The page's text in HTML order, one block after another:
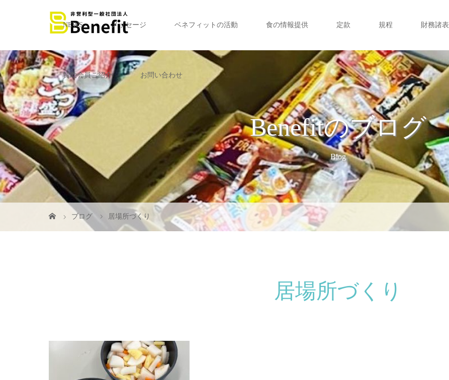
NEWS メッセージ ベネフィットの活動 食の情報提供 定款 規程 財務諸表
賛助会員ご紹介 お問い合わせ
Benefitのブログ
Blog
ブログ 居場所づくり
居場所づくり